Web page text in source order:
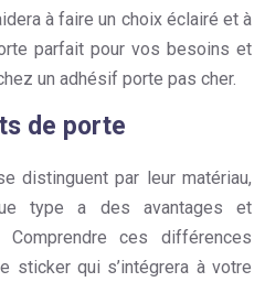
à faire un choix éclairé et à
parfait pour vos besoins et
un adhésif porte pas cher.
de porte
distinguent par leur matériau,
type a des avantages et
Comprendre ces différences
sticker qui s’intégrera à votre